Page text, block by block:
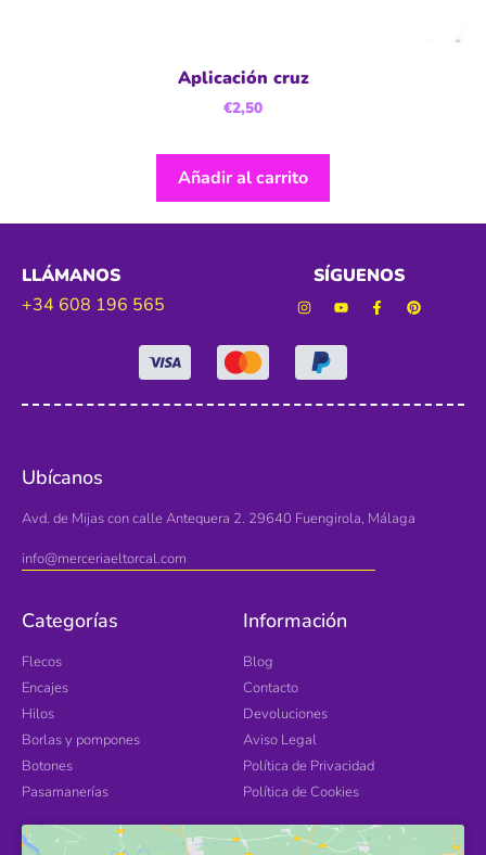
Aplicación cruz
€2,50
Añadir al carrito
LLÁMANOS
+34 608 196 565
SÍGUENOS
Ubícanos
Avd. de Mijas con calle Antequera 2. 29640 Fuengirola, Málaga
info@merceriaeltorcal.com
Categorías
Flecos
Encajes
Hilos
Borlas y pompones
Botones
Pasamanerías
Información
Blog
Contacto
Devoluciones
Aviso Legal
Política de Privacidad
Política de Cookies